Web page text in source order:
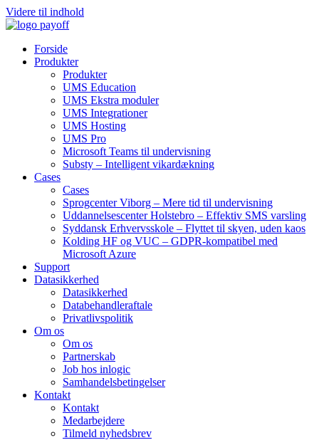
Videre til indhold
Forside
Produkter
Produkter
UMS Education
UMS Ekstra moduler
UMS Integrationer
UMS Hosting
UMS Pro
Microsoft Teams til undervisning
Substy – Intelligent vikardækning
Cases
Cases
Sprogcenter Viborg – Mere tid til undervisning
Uddannelsescenter Holstebro – Effektiv SMS varsling
Syddansk Erhvervsskole – Flyttet til skyen, uden kaos
Kolding HF og VUC – GDPR-kompatibel med
Microsoft Azure
Support
Datasikkerhed
Datasikkerhed
Databehandleraftale
Privatlivspolitik
Om os
Om os
Partnerskab
Job hos inlogic
Samhandelsbetingelser
Kontakt
Kontakt
Medarbejdere
Tilmeld nyhedsbrev